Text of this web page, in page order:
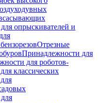
опрыскивателей и
Отрезные
Принадлежности для
для роботов-
классических